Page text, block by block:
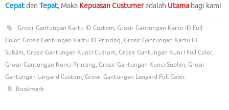
Cepatdan Tepat, Maka Kepuasan Custumeradalah Utama bagi kami.
Grosir Gantungan Kartu ID Custom, Grosir Gantungan Kartu ID Full
Color, Grosir Gantungan Kartu ID Printing, Grosir Gantungan Kartu ID
Sublim, Grosir Gantungan Kunci Custom, Grosir Gantungan Kunci Full Color,
Grosir Gantungan Kunci Printing, Grosir Gantungan Kunci Sublim, Grosir
Gantungan Lanyard Custom, Grosir Gantungan Lanyard Full Color.
Bookmark.